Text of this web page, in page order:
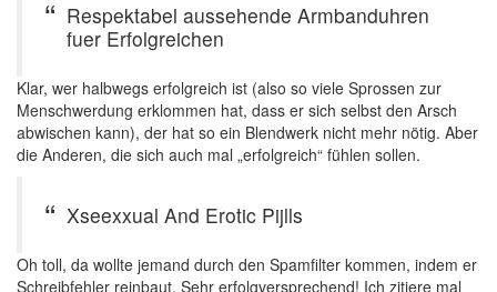
Respektabel aussehende Armbanduhren
fuer Erfolgreichen
Klar, wer halbwegs erfolgreich ist (also so viele Sprossen zur
Menschwerdung erklommen hat, dass er sich selbst den Arsch
abwischen kann), der hat so ein Blendwerk nicht mehr nötig. Aber
die Anderen, die sich auch mal „erfolgreich“ fühlen sollen.
Xseexxual And Erotic Pijlls
Oh toll, da wollte jemand durch den Spamfilter kommen, indem er
Schreibfehler reinbaut. Sehr erfolgversprechend! Ich zitiere mal